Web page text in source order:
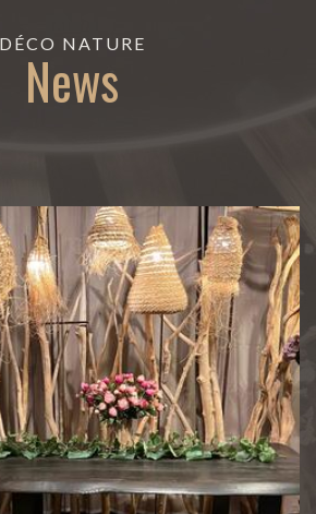
DÉCO NATURE
News